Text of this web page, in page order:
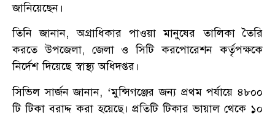
জানিয়েছেন।
তিনি জানান, অগ্রাধিকার পাওয়া মানুষের তালিকা তৈরি
করতে উপজেলা, জেলা ও সিটি করপোরেশন কর্তৃপক্ষকে
নির্দেশ দিয়েছে স্বাস্থ্য অধিদপ্তর।
সিভিল সার্জন জানান, ‘মুন্সিগঞ্জের জন্য প্রথম পর্যায়ে ৪৮০০
টি টিকা বরাদ্দ করা হয়েছে। প্রতিটি টিকার ভায়াল থেকে ১০